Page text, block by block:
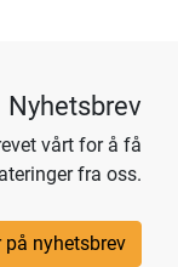
Nyhetsbrev
vårt for å få
fra oss.
på nyhetsbrev